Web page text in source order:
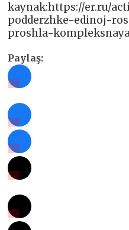
kaynak:https://er.ru/
podderzhke-edinoj-
proshla-
Paylaş: